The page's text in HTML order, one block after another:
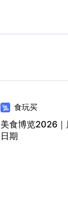
食玩买
美食博览2026
日期